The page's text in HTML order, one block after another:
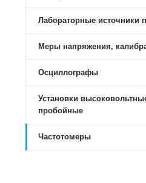
Лабораторные источники
Меры напряжения,
Осциллографы
Установки
пробойные
Частотомеры